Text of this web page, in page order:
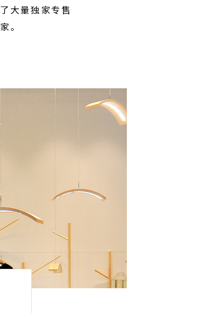
大量独家专售
。